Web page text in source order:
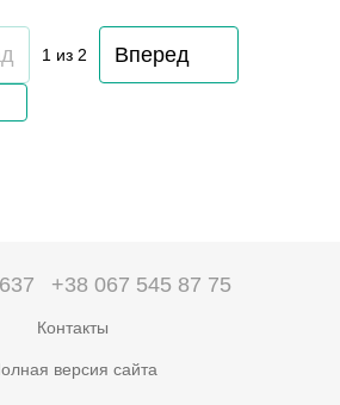
1из 2 Вперед
+38 067 545 87 75
Контакты
версия сайта